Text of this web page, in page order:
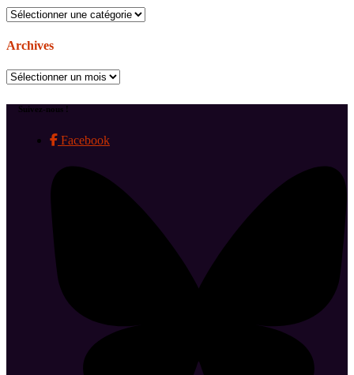
Catégories
Archives
Archives
Suivez-nous !
Facebook